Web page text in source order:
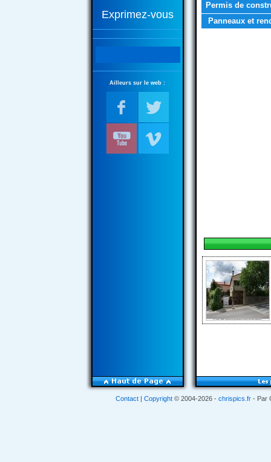
Exprimez-vous
Ailleurs sur le web :
Permis de
Panneaux et
Contact Copyright © 2004-2026 - chrispics.fr - Par